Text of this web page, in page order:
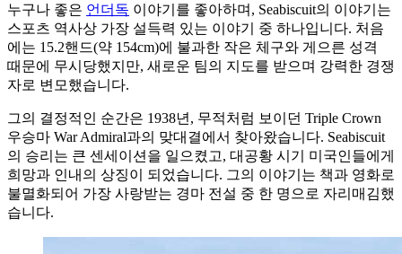
누구나 좋은 언더독 이야기를 좋아하며, Seabiscuit의 이야기는
스포츠 역사상 가장 설득력 있는 이야기 중 하나입니다. 처음
에는 15.2핸드(약 154cm)에 불과한 작은 체구와 게으른 성격
때문에 무시당했지만, 새로운 팀의 지도를 받으며 강력한 경쟁
자로 변모했습니다.
그의 결정적인 순간은 1938년, 무적처럼 보이던 Triple Crown
우승마 War Admiral과의 맞대결에서 찾아왔습니다. Seabiscuit
의 승리는 큰 센세이션을 일으켰고, 대공황 시기 미국인들에게
희망과 인내의 상징이 되었습니다. 그의 이야기는 책과 영화로
불멸화되어 가장 사랑받는 경마 전설 중 한 명으로 자리매김했
습니다.